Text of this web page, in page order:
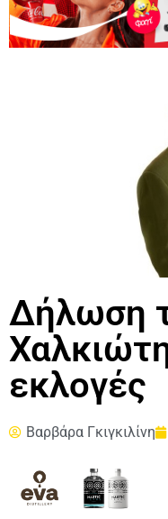
Δήλωση
εκλογές
Βαρβάρα Γκιγκιλίνη